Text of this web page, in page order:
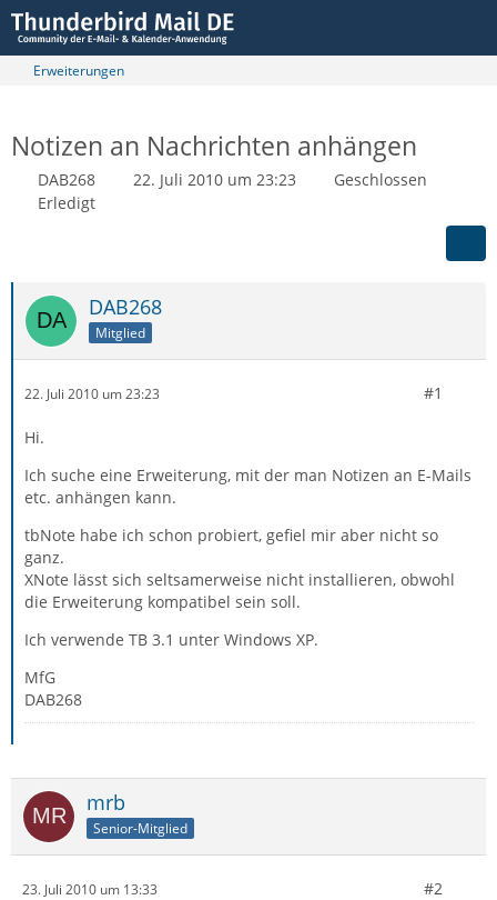
Erweiterungen
Notizen an Nachrichten anhängen
DAB268 22. Juli 2010 um 23:23
Geschlossen
Erledigt
DAB268
Mitglied
22. Juli 2010 um 23:23 #1
Hi.
Ich suche eine Erweiterung, mit der man Notizen an E-Mails
etc. anhängen kann.
tbNote habe ich schon probiert, gefiel mir aber nicht so
ganz.
XNote lässt sich seltsamerweise nicht installieren, obwohl
die Erweiterung kompatibel sein soll.
Ich verwende TB 3.1 unter Windows XP.
MfG
DAB268
mrb
Senior-Mitglied
23. Juli 2010 um 13:33 #2